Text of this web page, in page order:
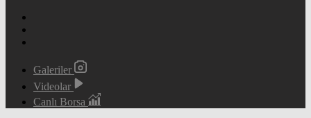
Galeriler
Videolar
Canlı Borsa